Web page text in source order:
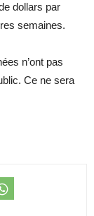
dollars par
semaines.
n’ont pas
Ce ne sera